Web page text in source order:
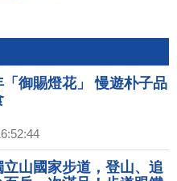
「御賜燈花」 慢遊朴子品
立山國家步道，登山、追